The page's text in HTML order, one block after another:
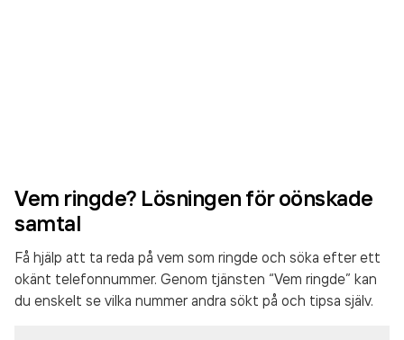
Vem ringde? Lösningen för oönskade
samtal
Få hjälp att ta reda på vem som ringde och söka efter ett
okänt telefonnummer. Genom tjänsten “Vem ringde” kan
du enskelt se vilka nummer andra sökt på och tipsa själv.